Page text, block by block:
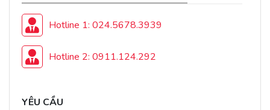
Hotline 1: 024.5678.3939
Hotline 2: 0911.124.292
YÊU CẦU